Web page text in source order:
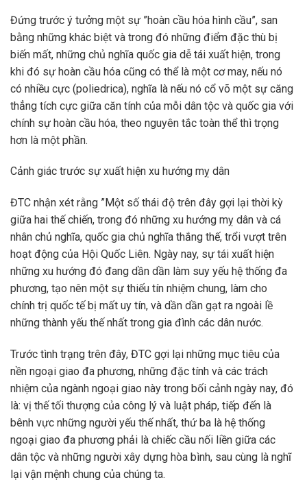
Đứng trước ý tưởng một sự ”hoàn cầu hóa hình cầu”, san
bằng những khác biệt và trong đó những điểm đặc thù bị
biến mất, những chủ nghĩa quốc gia dễ tái xuất hiện, trong
khi đó sự hoàn cầu hóa cũng có thể là một cơ may, nếu nó
có nhiều cực (poliedrica), nghĩa là nếu nó cổ võ một sự căng
thẳng tích cực giữa căn tính của mỗi dân tộc và quốc gia với
chính sự hoàn cầu hóa, theo nguyên tắc toàn thể thì trọng
hơn là một phần.
Cảnh giác trước sự xuất hiện xu hướng mỵ dân
ĐTC nhận xét rằng ”Một số thái độ trên đây gợi lại thời kỳ
giữa hai thế chiến, trong đó những xu hướng mỵ dân và cá
nhân chủ nghĩa, quốc gia chủ nghĩa thắng thế, trổi vượt trên
hoạt động của Hội Quốc Liên. Ngày nay, sự tái xuất hiện
những xu hướng đó đang dần dần làm suy yếu hệ thống đa
phương, tạo nên một sự thiếu tín nhiệm chung, làm cho
chính trị quốc tế bị mất uy tín, và dần dần gạt ra ngoài lề
những thành yếu thế nhất trong gia đình các dân nước.
Trước tình trạng trên đây, ĐTC gợi lại những mục tiêu của
nền ngoại giao đa phương, những đặc tính và các trách
nhiệm của ngành ngoại giao này trong bối cảnh ngày nay, đó
là: vị thế tối thượng của công lý và luật pháp, tiếp đến là
bênh vực những người yếu thế nhất, thứ ba là hệ thống
ngoại giao đa phương phải là chiếc cầu nối liền giữa các
dân tộc và những người xây dựng hòa bình, sau cùng là nghĩ
lại vận mệnh chung của chúng ta.